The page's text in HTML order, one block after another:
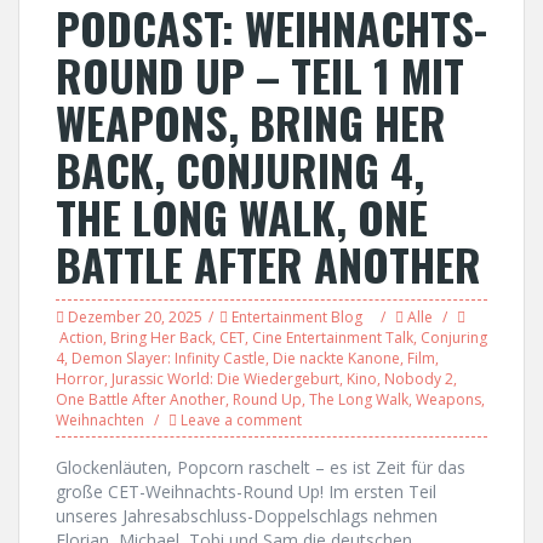
PODCAST: WEIHNACHTS-
ROUND UP – TEIL 1 MIT
WEAPONS, BRING HER
BACK, CONJURING 4,
THE LONG WALK, ONE
BATTLE AFTER ANOTHER
Dezember 20, 2025 Entertainment Blog
Alle
Action, Bring Her Back, CET, Cine Entertainment Talk, Conjuring
4, Demon Slayer: Infinity Castle, Die nackte Kanone, Film,
Horror, Jurassic World: Die Wiedergeburt, Kino, Nobody 2,
One Battle After Another, Round Up, The Long Walk, Weapons,
Weihnachten
Leave a comment
Glockenläuten, Popcorn raschelt – es ist Zeit für das
große CET-Weihnachts-Round Up! Im ersten Teil
unseres Jahresabschluss-Doppelschlags nehmen